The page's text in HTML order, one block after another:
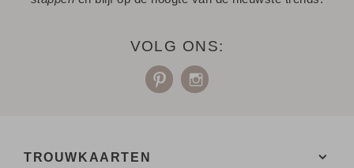
VOLG ONS:
TROUWKAARTEN